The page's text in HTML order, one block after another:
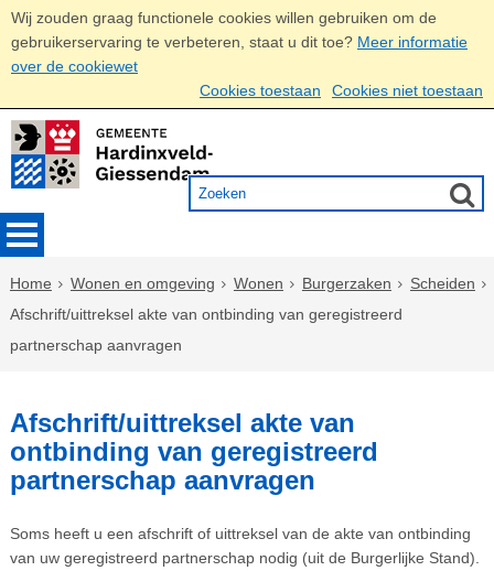
Wij zouden graag functionele cookies willen gebruiken om de
gebruikerservaring te verbeteren, staat u dit toe? Meer informatie
over de cookiewet
Cookies toestaan
Cookies niet toestaan
Home Wonen en omgeving Wonen Burgerzaken
Scheiden
Afschrift/uittreksel akte van ontbinding van geregistreerd
partnerschap aanvragen
Afschrift/uittreksel akte van
ontbinding van geregistreerd
partnerschap aanvragen
Soms heeft u een afschrift of uittreksel van de akte van ontbinding
van uw geregistreerd partnerschap nodig (uit de Burgerlijke Stand).